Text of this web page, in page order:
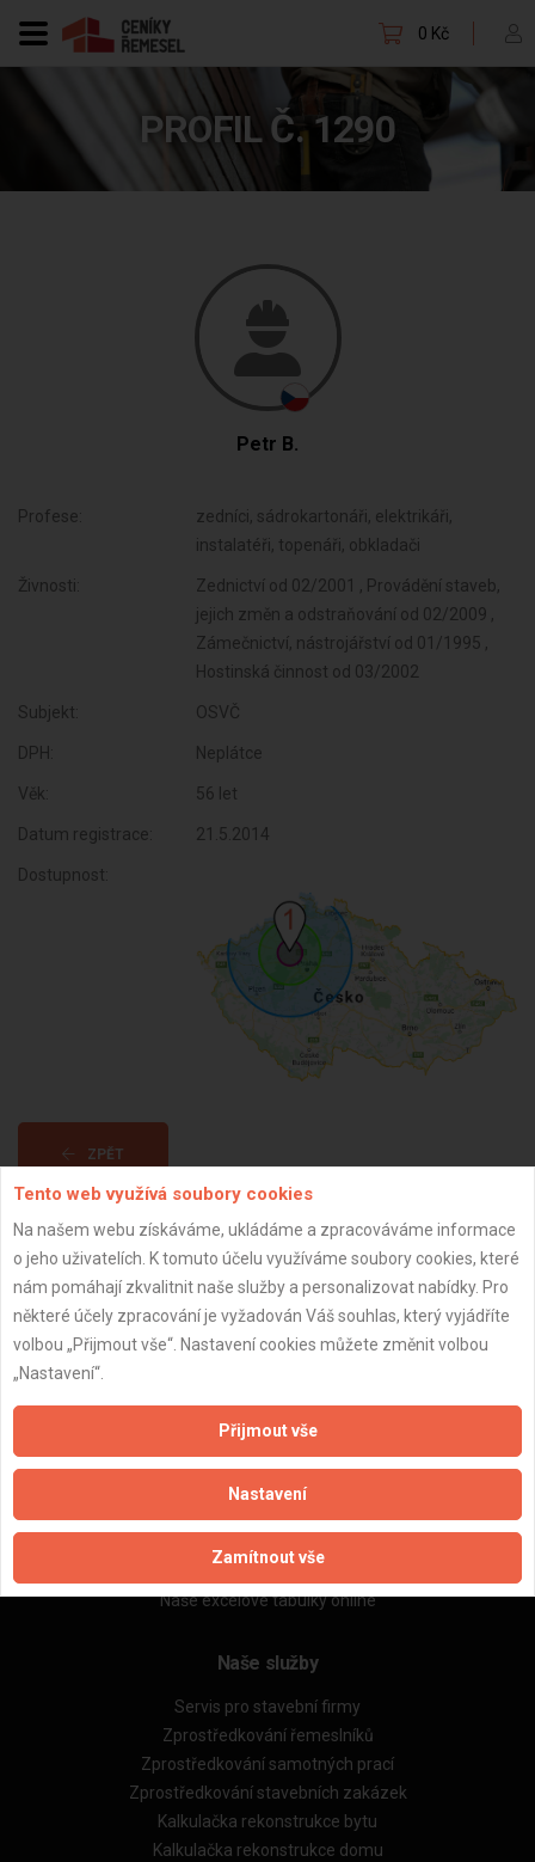
0 Kč
PROFIL Č. 1290
Petr B.
Profese:
zedníci, sádrokartonáři, elektrikáři,
instalatéři, topenáři, obkladači
Živnosti:
Zednictví od 02/2001 , Provádění staveb,
jejich změn a odstraňování od 02/2009 ,
Zámečnictví, nástrojářství od 01/1995 ,
Hostinská činnost od 03/2002
Subjekt: OSVČ
DPH: Neplátce
Věk: 56 let
Datum registrace: 21.5.2014
Dostupnost:
ZPĚT
Aktualizováno z portálu ARES dne 31.12.2024 19:30:09
Naše firmy a řemeslníci
Zpracování a ochrana osobních údajů
Zásady pro používání souborů cookie
Naše excelové tabulky online
Naše služby
Servis pro stavební firmy
Zprostředkování řemeslníků
Zprostředkování samotných prací
Zprostředkování stavebních zakázek
Kalkulačka rekonstrukce bytu
Kalkulačka rekonstrukce domu
Tento web využívá soubory cookies
Na našem webu získáváme, ukládáme a zpracováváme informace
o jeho uživatelích. K tomuto účelu využíváme soubory cookies, které
nám pomáhají zkvalitnit naše služby a personalizovat nabídky. Pro
některé účely zpracování je vyžadován Váš souhlas, který vyjádříte
volbou „Přijmout vše“. Nastavení cookies můžete změnit volbou
„Nastavení“.
Přijmout vše
Nastavení
Zamítnout vše